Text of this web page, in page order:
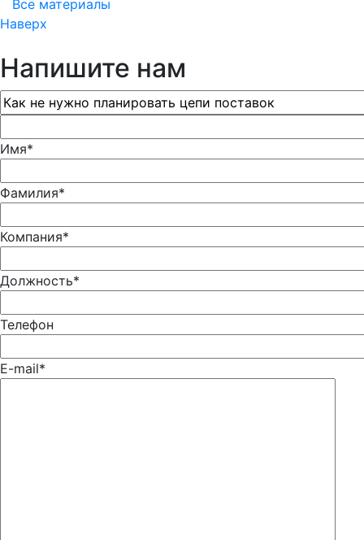
Все материалы
Наверх
Напишите нам
Имя*
Фамилия*
Компания*
Должность*
Телефон
E-mail*